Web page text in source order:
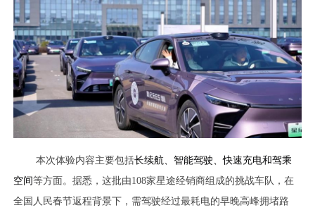
本次体验内容主要包括长续航、智能驾驶、快速充电和驾乘
空间等方面。据悉，这批由108家星途经销商组成的挑战车队，在
全国人民春节返程背景下，需驾驶经过最耗电的早晚高峰拥堵路